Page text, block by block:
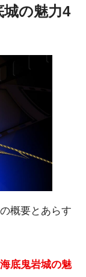
城の魅力4
概要とあらす
底鬼岩城の魅